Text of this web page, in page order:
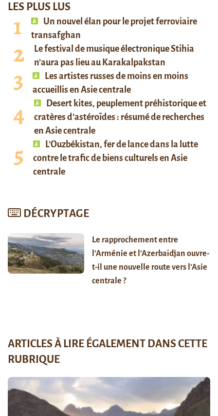
LES PLUS LUS
Un nouvel élan pour le projet ferroviaire
transafghan
Le festival de musique électronique Stihia
n’aura pas lieu au Karakalpakstan
Les artistes russes de moins en moins
accueillis en Asie centrale
Desert kites, peuplement préhistorique et
cratères d’astéroïdes : résumé de recherches
en Asie centrale
L’Ouzbékistan, fer de lance dans la lutte
contre le trafic de biens culturels en Asie
centrale
DÉCRYPTAGE
Le rapprochement entre
l’Arménie et l’Azerbaïdjan ouvre-
t-il une nouvelle route vers l’Asie
centrale ?
ARTICLES À LIRE ÉGALEMENT DANS CETTE
RUBRIQUE